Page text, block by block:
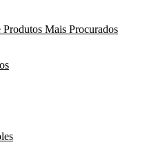
Mais Procurados